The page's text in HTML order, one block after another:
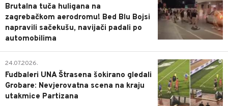
Brutalna tuča huligana na
zagrebačkom aerodromu! Bed Blu Bojsi
napravili sačekušu, navijači padali po
automobilima
0
24.07.2026.
Fudbaleri UNA Štrasena šokirano gledali
Grobare: Nevjerovatna scena na kraju
utakmice Partizana